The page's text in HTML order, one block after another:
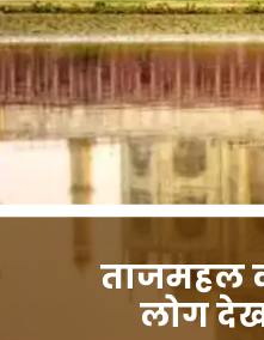
ताजमहल